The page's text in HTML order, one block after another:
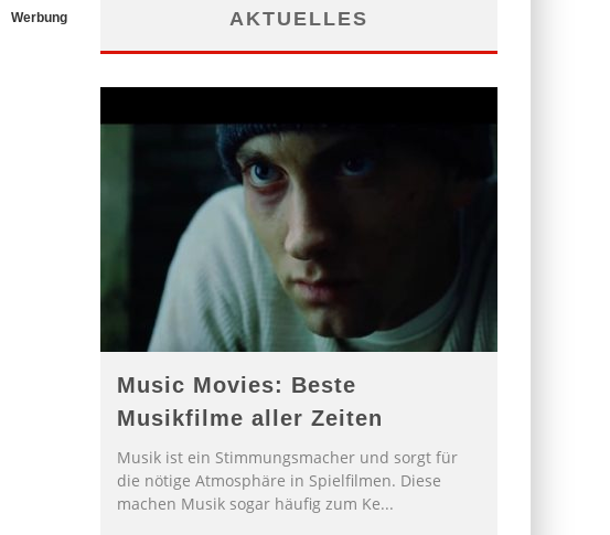
Werbung AKTUELLES
Music Movies: Beste
Musikfilme aller Zeiten
Musik ist ein Stimmungsmacher und sorgt für
die nötige Atmosphäre in Spielfilmen. Diese
machen Musik sogar häufig zum Ke...